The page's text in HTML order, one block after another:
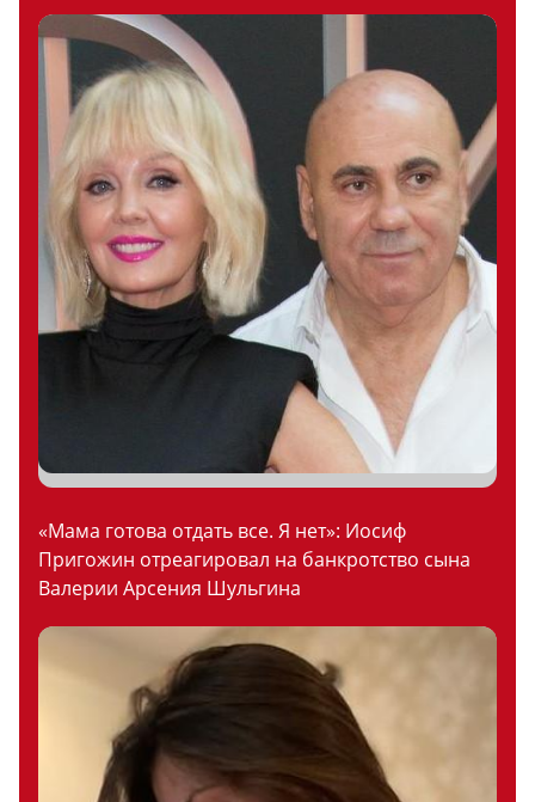
«Мама готова отдать все. Я нет»: Иосиф
Пригожин отреагировал на банкротство сына
Валерии Арсения Шульгина